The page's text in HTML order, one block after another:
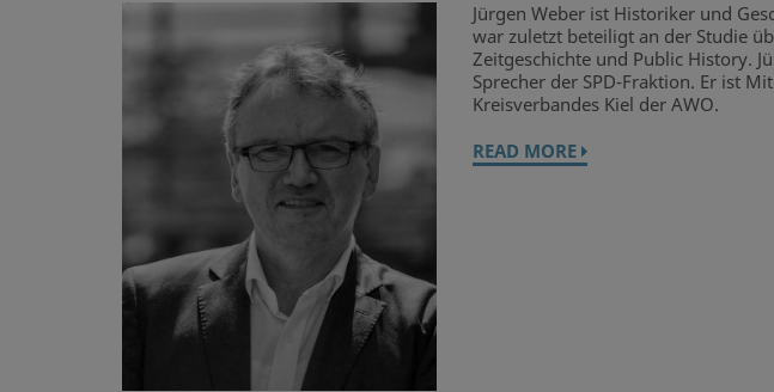
Jürgen Weber ist Historiker und
war zuletzt beteiligt an der Studie
Zeitgeschichte und Public History.
Sprecher der SPD-Fraktion. Er ist
Kreisverbandes Kiel der AWO.
READ MORE